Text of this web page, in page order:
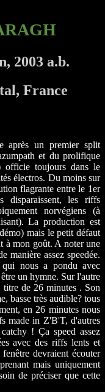
2003 a.b.
France
après un premier split
et du prolifique
officie toujours dans le
électros. Du moins sur
flagrante entre le 1er
disparaissent, les riffs
norvégiens (à
La production est
mais le petit défaut
à mon goût. A noter une
assez speedée.
nous a pondu avec
un hymne. Sur l'autre
titre de 26 minutes . Son
basse très audible? tous
en 26 minutes nous
made in Z'B'T, d'autres
! Ça speed assez
avec des riffs lents et
devraient écouter
mais uniquement
de préciser que cette